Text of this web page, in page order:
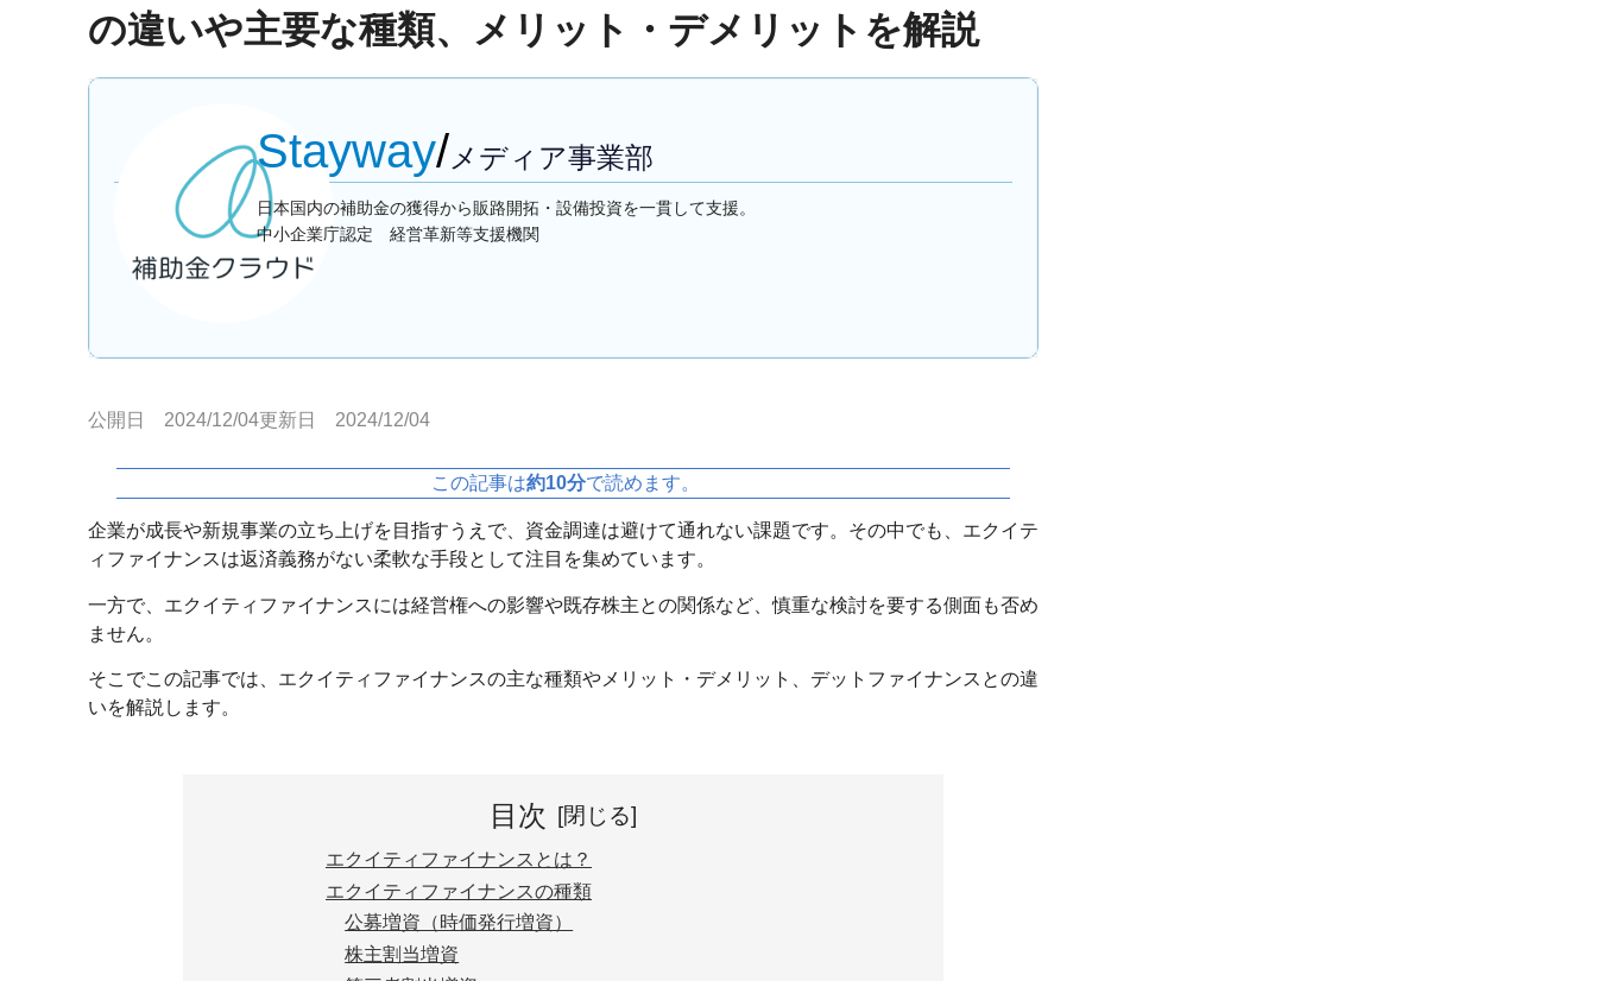
の違いや主要な種類、メリット・デメリットを解説
Stayway/メディア事業部
日本国内の補助金の獲得から販路開拓・設備投資を一貫して支援。
中小企業庁認定 経営革新等支援機関
公開日 2024/12/04更新日 2024/12/04
この記事は約10分で読めます。
企業が成長や新規事業の立ち上げを目指すうえで、資金調達は避けて通れない課題です。その中でも、エクイテ
ィファイナンスは返済義務がない柔軟な手段として注目を集めています。
一方で、エクイティファイナンスには経営権への影響や既存株主との関係など、慎重な検討を要する側面も否め
ません。
そこでこの記事では、エクイティファイナンスの主な種類やメリット・デメリット、デットファイナンスとの違
いを解説します。
目次
エクイティファイナンスとは？
エクイティファイナンスの種類
公募増資（時価発行増資）
株主割当増資